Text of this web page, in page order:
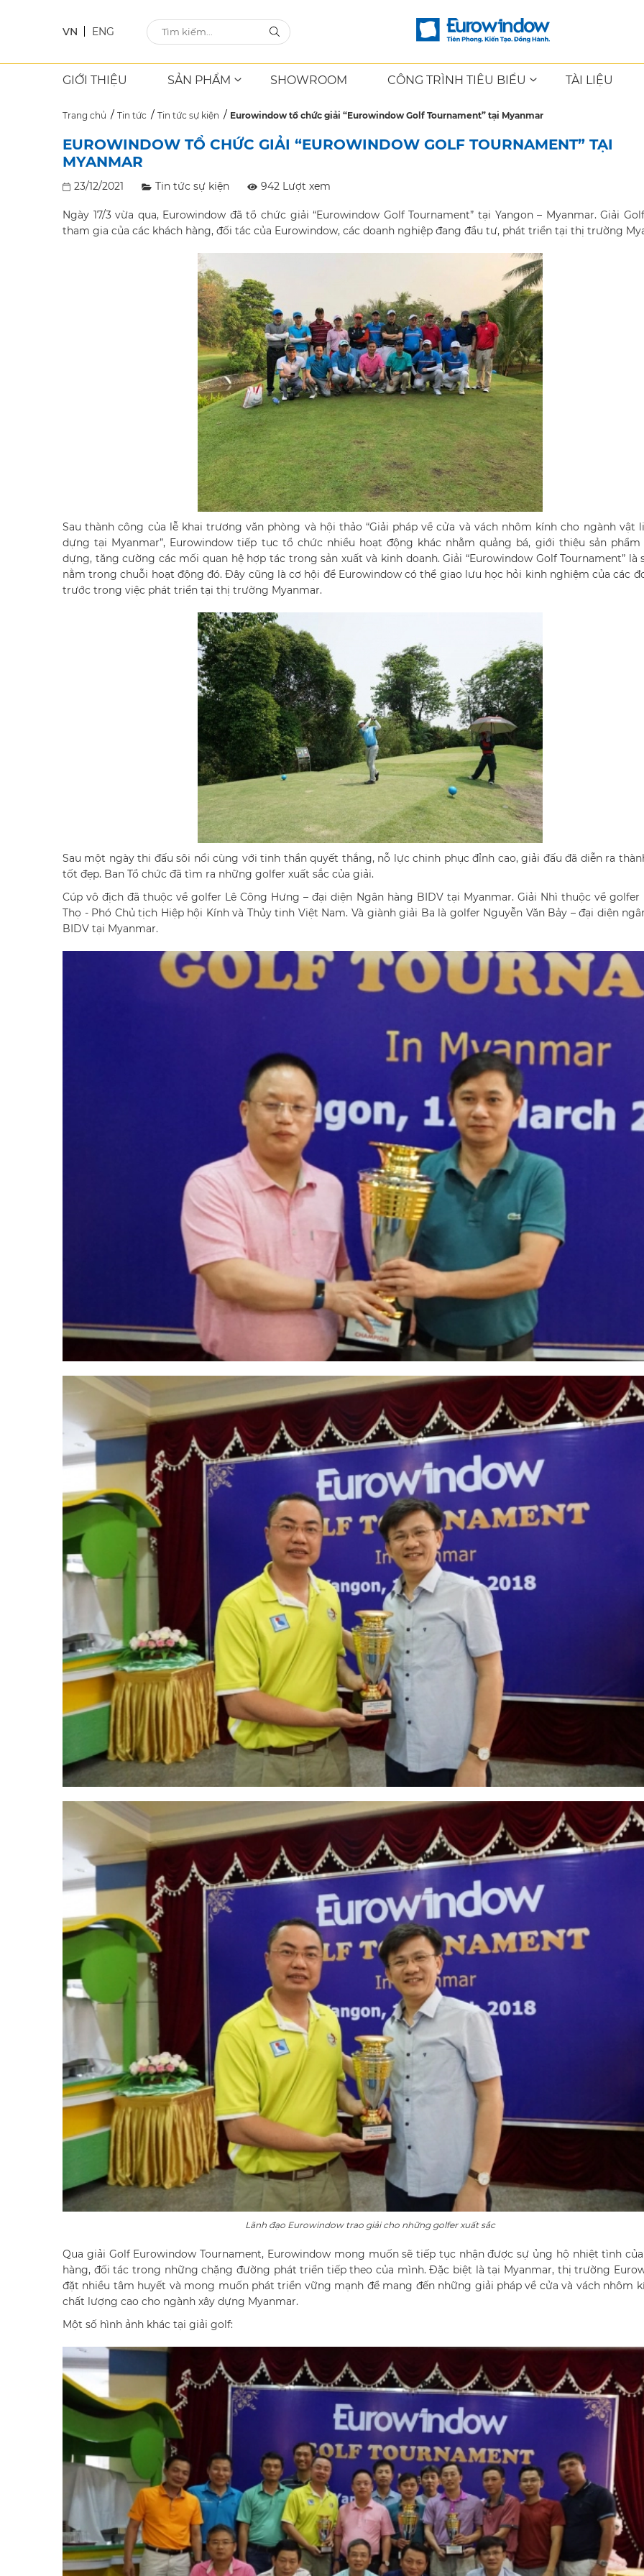
VN ENG
GIỚI THIỆU SẢN PHẨM SHOWROOM CÔNG TRÌNH TIÊU BIỂU TÀI LIỆU
Trang chủ Tin tức Tin tức sự kiện Eurowindow tổ chức giải “Eurowindow Golf Tournament” tại Myanmar
EUROWINDOW TỔ CHỨC GIẢI “EUROWINDOW GOLF TOURNAMENT” TẠI
MYANMAR
23/12/2021 Tin tức sự kiện 942 Lượt xem
Ngày 17/3 vừa qua, Eurowindow đã tổ chức giải “Eurowindow Golf Tournament” tại Yangon – Myanmar. Giải
tham gia của các khách hàng, đối tác của Eurowindow, các doanh nghiệp đang đầu tư, phát triển tại thị trường
Sau thành công của lễ khai trương văn phòng và hội thảo “Giải pháp về cửa và vách nhôm kính cho ngành vật
dựng tại Myanmar”, Eurowindow tiếp tục tổ chức nhiều hoạt động khác nhằm quảng bá, giới thiệu sản phẩm
dựng, tăng cường các mối quan hệ hợp tác trong sản xuất và kinh doanh. Giải “Eurowindow Golf Tournament” là
nằm trong chuỗi hoạt động đó. Đây cũng là cơ hội để Eurowindow có thể giao lưu học hỏi kinh nghiệm của các
trước trong việc phát triển tại thị trường Myanmar.
Sau một ngày thi đấu sôi nổi cùng với tinh thần quyết thắng, nỗ lực chinh phục đỉnh cao, giải đấu đã diễn ra
tốt đẹp. Ban Tổ chức đã tìm ra những golfer xuất sắc của giải.
Cúp vô địch đã thuộc về golfer Lê Công Hưng – đại diện Ngân hàng BIDV tại Myanmar. Giải Nhì thuộc về golfer
Thọ - Phó Chủ tịch Hiệp hội Kính và Thủy tinh Việt Nam. Và giành giải Ba là golfer Nguyễn Văn Bảy – đại diện
BIDV tại Myanmar.
Lãnh đạo Eurowindow trao giải cho những golfer xuất sắc
Qua giải Golf Eurowindow Tournament, Eurowindow mong muốn sẽ tiếp tục nhận được sự ủng hộ nhiệt tình
hàng, đối tác trong những chặng đường phát triển tiếp theo của mình. Đặc biệt là tại Myanmar, thị trường
đặt nhiều tâm huyết và mong muốn phát triển vững mạnh để mang đến những giải pháp về cửa và vách nhôm
chất lượng cao cho ngành xây dựng Myanmar.
Một số hình ảnh khác tại giải golf: